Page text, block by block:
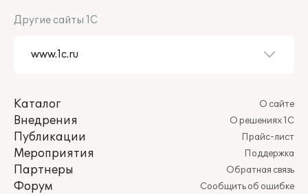
Другие сайты 1С
Каталог
Внедрения
Публикации
Мероприятия
Партнеры
Форум
О сайте
О решениях 1С
Прайс-лист
Поддержка
Обратная связь
Сообщить об ошибке